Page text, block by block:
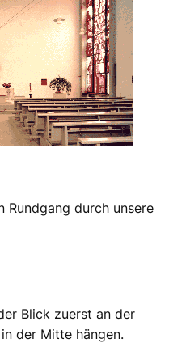
Rundgang durch unsere
Blick zuerst an der
in der Mitte hängen.